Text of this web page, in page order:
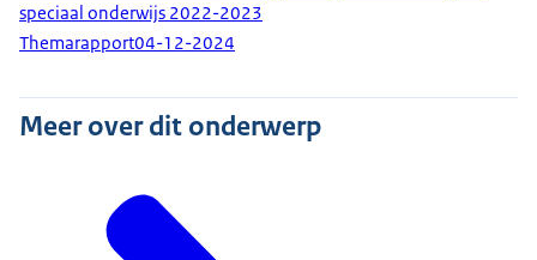
speciaal onderwijs 2022-2023
Themarapport04-12-2024
Meer over dit onderwerp